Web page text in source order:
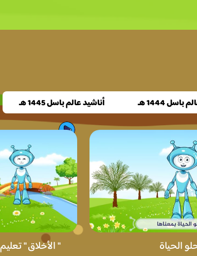
1444 هـ أناشيد عالم باسل 1445 هـ
الحياة " الأخلاق "